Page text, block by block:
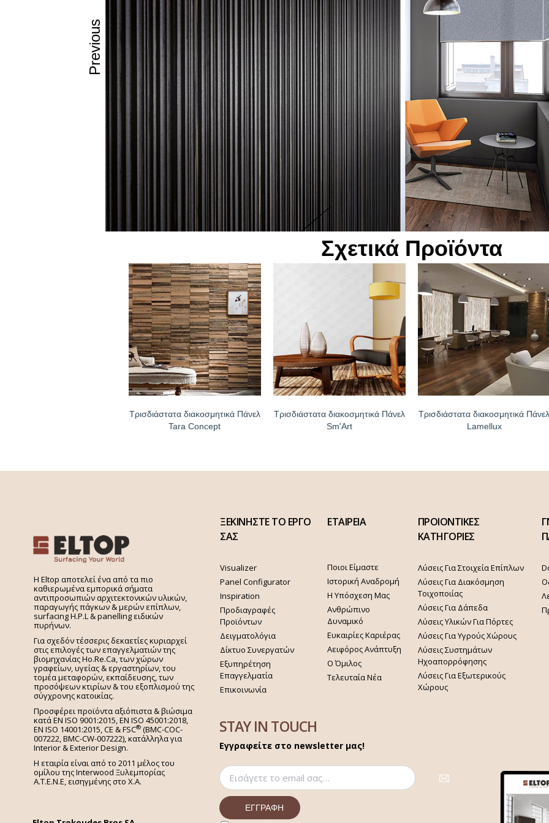
Black
Beige
Walnut
Oak
Wengue
Rovere
Rovere Termo
4.5 mm
Διαστάσεις Φύλλου:
3100×1250 mm: Φλούδα ξύλου
3100×1240 mm: Υποστήριξη MDF
3040×1240 mm: Υποστήριξη πολλαπλών επιπέδων
Previous
Σχετικά Προϊόντα
Τρισδιάστατα διακοσμητικά Πάνελ
Tara Concept
Τρισδιάστατα διακοσμητικά Πάνελ
Sm'Art
Τρισδιάστατα διακοσμητικά
Lamellux
H Eltop αποτελεί ένα από τα πιο
καθιερωμένα εμπορικά σήματα
αντιπροσωπιών αρχιτεκτονικών υλικών,
παραγωγής πάγκων & μερών επίπλων,
surfacing H.P.L & panelling ειδικών
πυρήνων.
Για σχεδόν τέσσερις δεκαετίες κυριαρχεί
στις επιλογές των επαγγελματιών της
βιομηχανίας Ho.Re.Ca, των χώρων
γραφείων, υγείας & εργαστηρίων, του
τομέα μεταφορών, εκπαίδευσης, των
προσόψεων κτιρίων & του εξοπλισμού της
σύγχρονης κατοικίας.
Προσφέρει προϊόντα αξιόπιστα & βιώσιμα
κατά EN ISO 9001:2015, EN ISO 45001:2018,
EN ISO 14001:2015,CE & FSC® (BMC-COC-
007222, BMC-CW-007222), κατάλληλα για
Interior & Exterior Design.
Η εταιρία είναι από το 2011 μέλος του
ομίλου της Interwood Ξυλεμπορίας
Α.Τ.Ε.Ν.Ε, εισηγμένης στο Χ.A.
ΞΕΚΙΝΗΣΤΕ ΤΟ ΕΡΓΟ
ΣΑΣ
Visualizer
Panel Configurator
Inspiration
Προδιαγραφές
Προϊόντων
Δειγματολόγια
Δίκτυο Συνεργατών
Εξυπηρέτηση
Επαγγελματία
Επικοινωνία
ΕΤΑΙΡΕΙΑ
Ποιοι Είμαστε
Ιστορική Αναδρομή
Η Υπόσχεση Μας
Ανθρώπινο
Δυναμικό
Ευκαιρίες Καριέρας
Αειφόρος Ανάπτυξη
Ο Όμιλος
Τελευταία Νέα
ΠΡΟΙΟΝΤΙΚΕΣ
ΚΑΤΗΓΟΡΙΕΣ
Λύσεις Για Στοιχεία Επίπλων
Λύσεις Για Διακόσμηση
Τοιχοποιίας
Λύσεις Για Δάπεδα
Λύσεις Υλικών Για Πόρτες
Λύσεις Για Υγρούς Χώρους
Λύσεις Συστημάτων
Ηχοαπορρόφησης
Λύσεις Για Εξωτερικούς
Χώρους
STAY IN TOUCH
Εγγραφείτε στο newsletter μας!